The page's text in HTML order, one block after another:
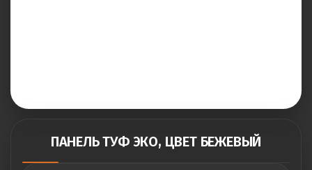
ПАНЕЛЬ ТУФ ЭКО, ЦВЕТ БЕЖЕВЫЙ